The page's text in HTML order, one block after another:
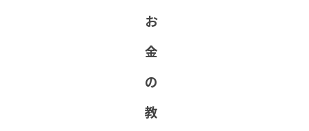
お
金
の
教